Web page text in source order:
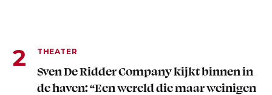
THEATER
Sven De Ridder Company kijkt binnen in
de haven: “Een wereld die maar weinigen